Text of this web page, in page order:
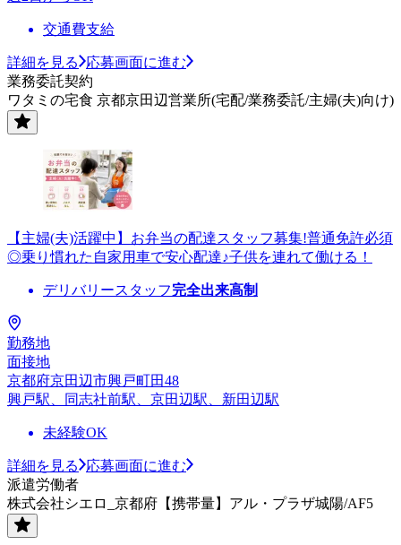
交通費支給
詳細を見る
応募画面に進む
業務委託契約
ワタミの宅食 京都京田辺営業所(宅配/業務委託/主婦(夫)向け)
【主婦(夫)活躍中】お弁当の配達スタッフ募集!普通免許必須
◎乗り慣れた自家用車で安心配達♪子供を連れて働ける！
デリバリースタッフ完全出来高制
勤務地
面接地
京都府京田辺市興戸町田48
興戸駅、同志社前駅、京田辺駅、新田辺駅
未経験OK
詳細を見る
応募画面に進む
派遣労働者
株式会社シエロ_京都府【携帯量】アル・プラザ城陽/AF5